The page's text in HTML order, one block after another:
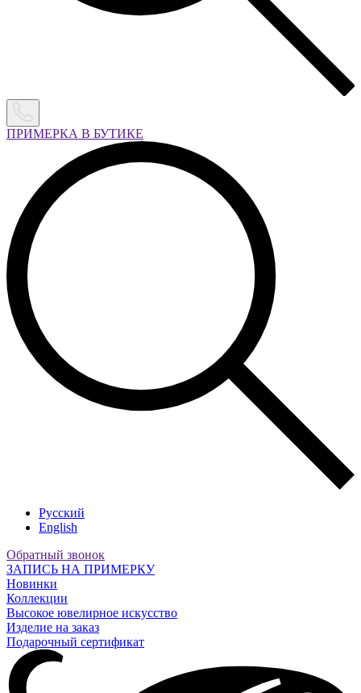
ПРИМЕРКА В БУТИКЕ
Русский
English
Обратный звонок
ЗАПИСЬ НА ПРИМЕРКУ
Новинки
Коллекции
Высокое ювелирное искусство
Изделие на заказ
Подарочный сертификат